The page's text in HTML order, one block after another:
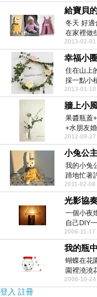
給寶貝
冬天 好適
在家裡做
東西前年
2013-02-01
幸福小
住在山上
採一點小
住在上面
2013-01-10
牆上小
果醬瓶蓋
+水朋友
子很漂亮
2012-09-27
小兔公
我的小兔
蹄地忙著
也因為新...
2011-02-08
光影協
一個小夜
自己DIY
2006-11-17
我的瓶
蝴蝶在花
園裡澆澆
飛翔 雲兒...
2006-10-24
登入 註冊